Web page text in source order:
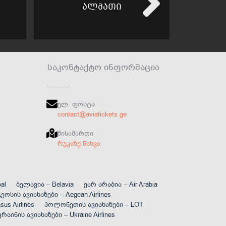
ალმათი
საკონტაქტო ინფორმაცია
ელ. ფოსტა
contact@aviatickets.ge
მისამართი
რუკაზე ნახვა
ბელავია – Belavia
ეარ არაბია – Air Arabia
ავიახაზები – Aegean Airlines
Airlines
პოლონეთის ავიახაზები – LOT
ავიახაზები – Ukraine Airlines